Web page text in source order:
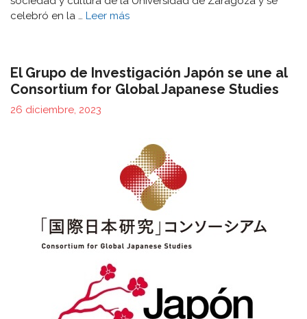
celebró en la … Leer más
El Grupo de Investigación Japón se une al
Consortium for Global Japanese Studies
26 diciembre, 2023